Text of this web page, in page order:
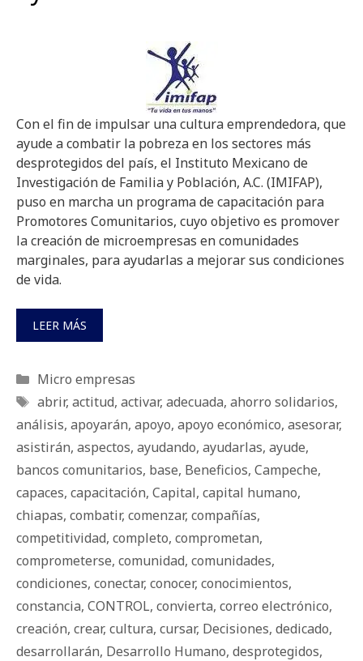
Con el fin de impulsar una cultura emprendedora, que
ayude a combatir la pobreza en los sectores más
desprotegidos del país, el Instituto Mexicano de
Investigación de Familia y Población, A.C. (IMIFAP),
puso en marcha un programa de capacitación para
Promotores Comunitarios, cuyo objetivo es promover
la creación de microempresas en comunidades
marginales, para ayudarlas a mejorar sus condiciones
de vida.
LEER MÁS
Categorías
Micro empresas
Etiquetas
abrir, actitud, activar, adecuada, ahorro solidarios,
análisis, apoyarán, apoyo, apoyo económico, asesorar,
asistirán, aspectos, ayudando, ayudarlas, ayude,
bancos comunitarios, base, Beneficios, Campeche,
capaces, capacitación, Capital, capital humano,
chiapas, combatir, comenzar, compañías,
competitividad, completo, comprometan,
comprometerse, comunidad, comunidades,
condiciones, conectar, conocer, conocimientos,
constancia, CONTROL, convierta, correo electrónico,
creación, crear, cultura, cursar, Decisiones, dedicado,
desarrollarán, Desarrollo Humano, desprotegidos,